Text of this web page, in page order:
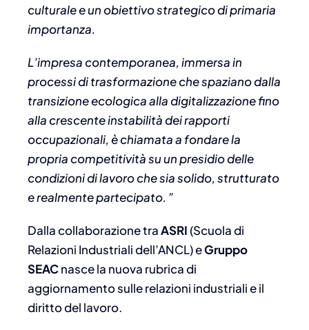
culturale e un obiettivo strategico di primaria
importanza.
L’impresa contemporanea, immersa in
processi di trasformazione che spaziano dalla
transizione ecologica alla digitalizzazione fino
alla crescente instabilità dei rapporti
occupazionali, è chiamata a fondare la
propria competitività su un presidio delle
condizioni di lavoro che sia solido, strutturato
e realmente partecipato. ”
Dalla collaborazione traASRI (Scuola di
Relazioni Industriali dell’ANCL) eGruppo
SEACnasce la nuova rubrica di
aggiornamento sulle relazioni industriali e il
diritto del lavoro.